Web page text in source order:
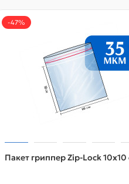
-47%
Пакет гриппер Zip-Lock 10x10